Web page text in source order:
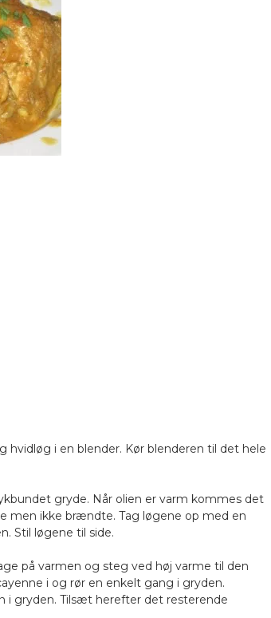
i en blender. Kør blenderen til det hele
gryde. Når olien er varm kommes det
men ikke brændte. Tag løgene op med en
Stil løgene til side.
på varmen og steg ved høj varme til den
i og rør en enkelt gang i gryden.
i gryden. Tilsæt herefter det resterende